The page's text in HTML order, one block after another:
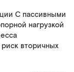
C пассивными
нагрузкой
вторичных